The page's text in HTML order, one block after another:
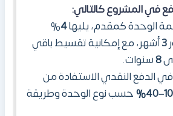
في المشروع كالتالي:
الوحدة كمقدم، يليها4
%
3أشهر، مع إمكانية تقسيط باقي
8سنوات.
الدفع النقدي الاستفادة من
حسب نوع الوحدة وطريقة